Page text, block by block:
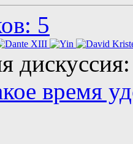
5
дискуссия:
время